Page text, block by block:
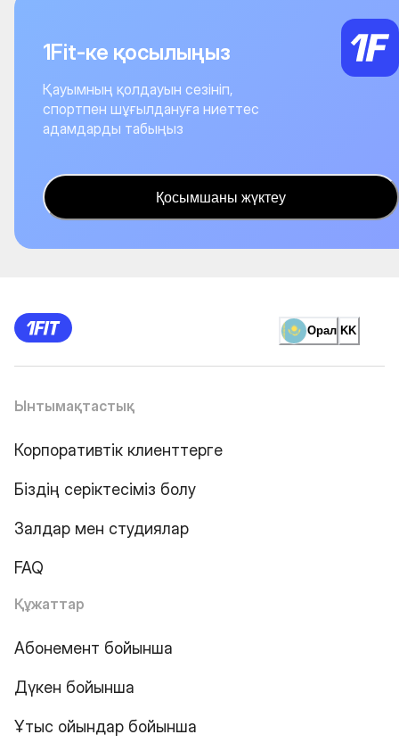
1Fit-ке қосылыңыз
Қауымның қолдауын сезініп,
спортпен шұғылдануға ниеттес
адамдарды табыңыз
Қосымшаны жүктеу
Орал KK
Ынтымақтастық
Корпоративтік клиенттерге
Біздің серіктесіміз болу
Залдар мен студиялар
FAQ
Құжаттар
Абонемент бойынша
Дүкен бойынша
Ұтыс ойындар бойынша